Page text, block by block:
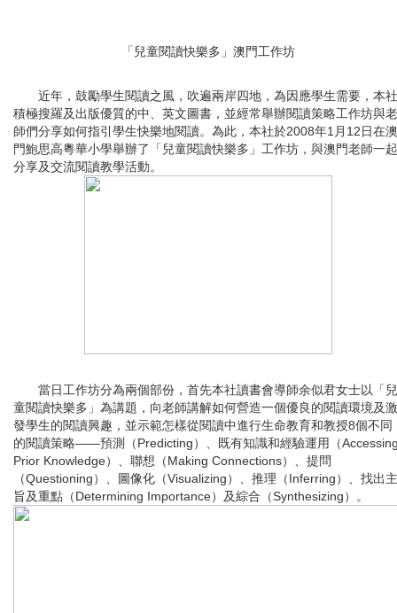
「兒童閱讀快樂多」澳門工作坊
近年，鼓勵學生閱讀之風，吹遍兩岸四地，為因應學生需要，本社
積極搜羅及出版優質的中、英文圖書，並經常舉辦閱讀策略工作坊與老
師們分享如何指引學生快樂地閱讀。為此，本社於2008年1月12日在澳
門鮑思高粵華小學舉辦了「兒童閱讀快樂多」工作坊，與澳門老師一起
分享及交流閱讀教學活動。
當日工作坊分為兩個部份，首先本社讀書會導師余似君女士以「兒
童閱讀快樂多」為講題，向老師講解如何營造一個優良的閱讀環境及激
發學生的閱讀興趣，並示範怎樣從閱讀中進行生命教育和教授8個不同
的閱讀策略——預測（Predicting）、既有知識和經驗運用（
Prior Knowledge）、聯想（Making Connections）、提問
（Questioning）、圖像化（Visualizing）、推理（Inferring）、找出主
旨及重點（Determining Importance）及綜合（Synthesizing）。